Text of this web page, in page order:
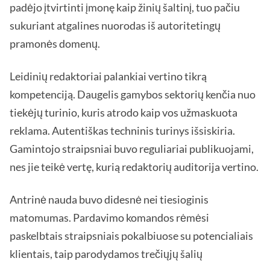
padėjo įtvirtinti įmonę kaip žinių šaltinį, tuo pačiu
sukuriant atgalines nuorodas iš autoritetingų
pramonės domenų.
Leidinių redaktoriai palankiai vertino tikrą
kompetenciją. Daugelis gamybos sektorių kenčia nuo
tiekėjų turinio, kuris atrodo kaip vos užmaskuota
reklama. Autentiškas techninis turinys išsiskiria.
Gamintojo straipsniai buvo reguliariai publikuojami,
nes jie teikė vertę, kurią redaktorių auditorija vertino.
Antrinė nauda buvo didesnė nei tiesioginis
matomumas. Pardavimo komandos rėmėsi
paskelbtais straipsniais pokalbiuose su potencialiais
klientais, taip parodydamos trečiųjų šalių